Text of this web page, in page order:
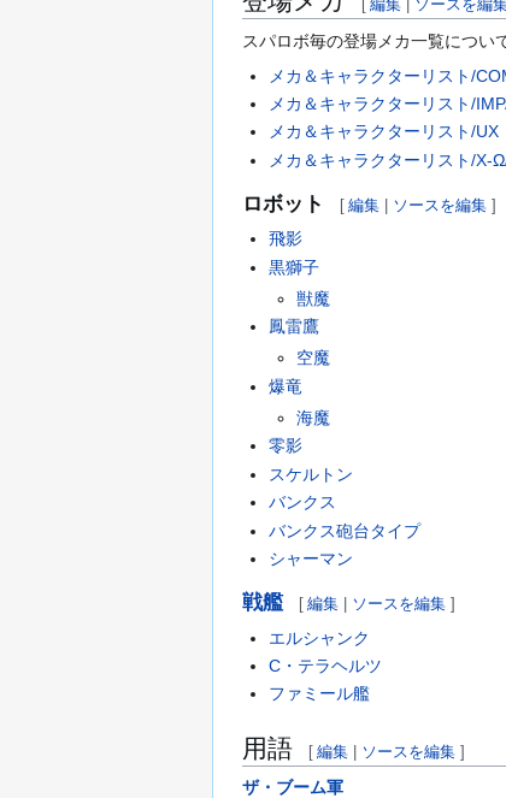
[ 編集 | ソースを編
スパロボ毎の登場メカ一覧につい
メカ＆キャラクターリスト/
メカ＆キャラクターリスト/
メカ＆キャラクターリスト/UX
メカ＆キャラクターリスト/X-
ロボット [ 編集 ソースを編集 ]
飛影
黒獅子
獣魔
鳳雷鷹
空魔
爆竜
海魔
零影
スケルトン
バンクス
バンクス砲台タイプ
シャーマン
戦艦 [ 編集 ソースを編集 ]
エルシャンク
C・テラヘルツ
ファミール艦
用語 [ 編集 ソースを編集 ]
ザ・ブーム軍